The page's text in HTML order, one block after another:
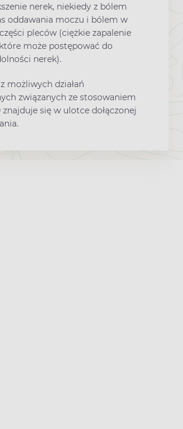
nerek, niekiedy z bólem
oddawania moczu i bólem w
pleców (ciężkie zapalenie
może postępować do
nerek).
możliwych działań
związanych ze stosowaniem
znajduje się w ulotce dołączonej